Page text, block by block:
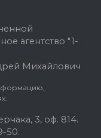
агентство "1-
Михайлович
3, оф. 814.
50.